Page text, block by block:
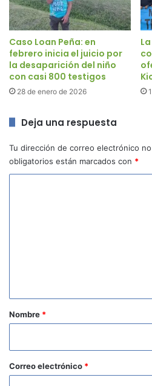
Caso Loan Peña: en
febrero inicia el juicio por
la desaparición del niño
con casi 800 testigos
28 de enero de 2026
Deja una respuesta
Tu dirección de correo electrónico
obligatorios están marcados con *
r
*
Nombre *
Correo electrónico *